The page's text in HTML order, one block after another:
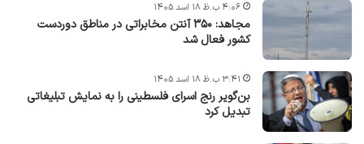
مجاهد: ۳۵۰ آنتن مخابراتی در مناطق دوردست
کشور فعال شد
۴:۰۶ ب.ظ ۱۸ اسد ۱۴۰۵
بن‌گویر رنج اسرای فلسطینی را به نمایش تبلیغاتی
تبدیل کرد
۳:۴۱ ب.ظ ۱۸ اسد ۱۴۰۵